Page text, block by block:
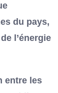
du pays,
l’énergie
entre les